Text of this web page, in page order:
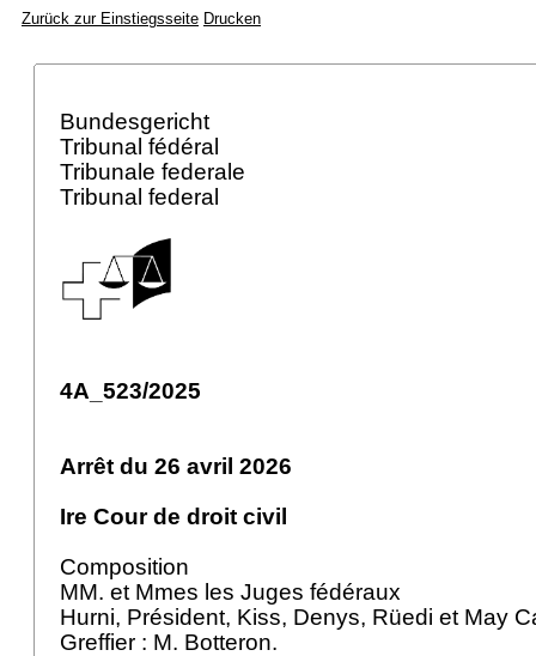
Zurück zur Einstiegsseite Drucken
Bundesgericht
Tribunal fédéral
Tribunale federale
Tribunal federal
4A_523/2025
Arrêt du 26 avril 2026
Ire Cour de droit civil
Composition
MM. et Mmes les Juges fédéraux
Hurni, Président, Kiss, Denys, Rüedi et May
Greffier : M. Botteron.